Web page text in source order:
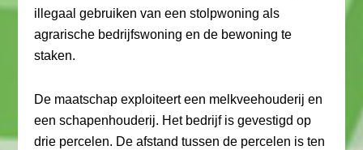
illegaal gebruiken van een stolpwoning als
agrarische bedrijfswoning en de bewoning te
staken.
De maatschap exploiteert een melkveehouderij en
een schapenhouderij. Het bedrijf is gevestigd op
drie percelen. De afstand tussen de percelen is ten